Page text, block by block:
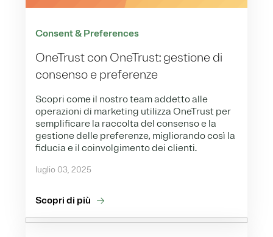
Consent & Preferences
OneTrust con OneTrust: gestione di
consenso e preferenze
Scopri come il nostro team addetto alle
operazioni di marketing utilizza OneTrust per
semplificare la raccolta del consenso e la
gestione delle preferenze, migliorando così la
fiducia e il coinvolgimento dei clienti.
luglio 03, 2025
Scopri di più